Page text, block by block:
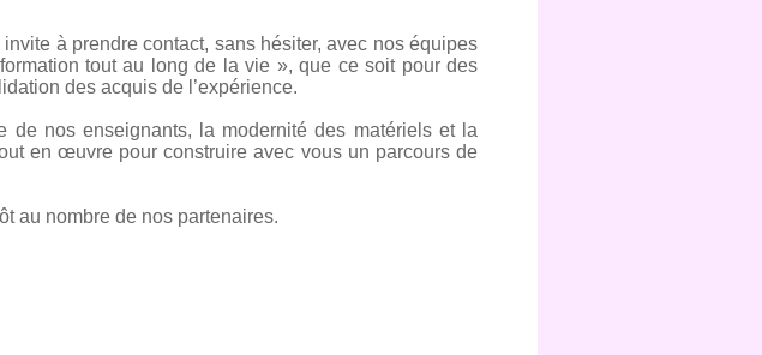
à prendre contact, sans hésiter, avec nos équipes
tout au long de la vie », que ce soit pour des
des acquis de l’expérience.
de nos enseignants, la modernité des matériels et la
en œuvre pour construire avec vous un parcours de
au nombre de nos partenaires.